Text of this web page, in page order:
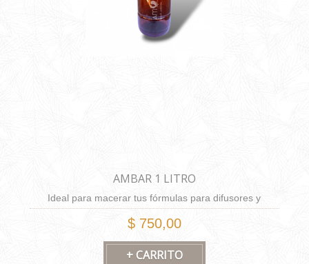
AMBAR 1 LITRO
Ideal para macerar tus fórmulas para difusores y
brumas.
$ 750,00